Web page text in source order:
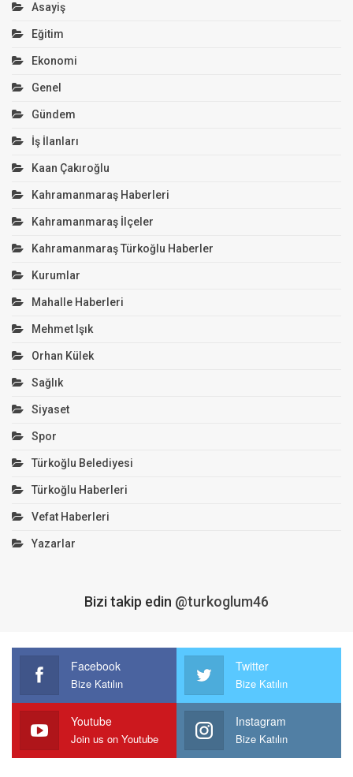
Asayiş
Eğitim
Ekonomi
Genel
Gündem
İş İlanları
Kaan Çakıroğlu
Kahramanmaraş Haberleri
Kahramanmaraş İlçeler
Kahramanmaraş Türkoğlu Haberler
Kurumlar
Mahalle Haberleri
Mehmet Işık
Orhan Külek
Sağlık
Siyaset
Spor
Türkoğlu Belediyesi
Türkoğlu Haberleri
Vefat Haberleri
Yazarlar
Bizi takip edin @turkoglum46
Facebook
Bize Katılın
Twitter
Bize Katılın
Youtube
Join us on Youtube
Instagram
Bize Katılın